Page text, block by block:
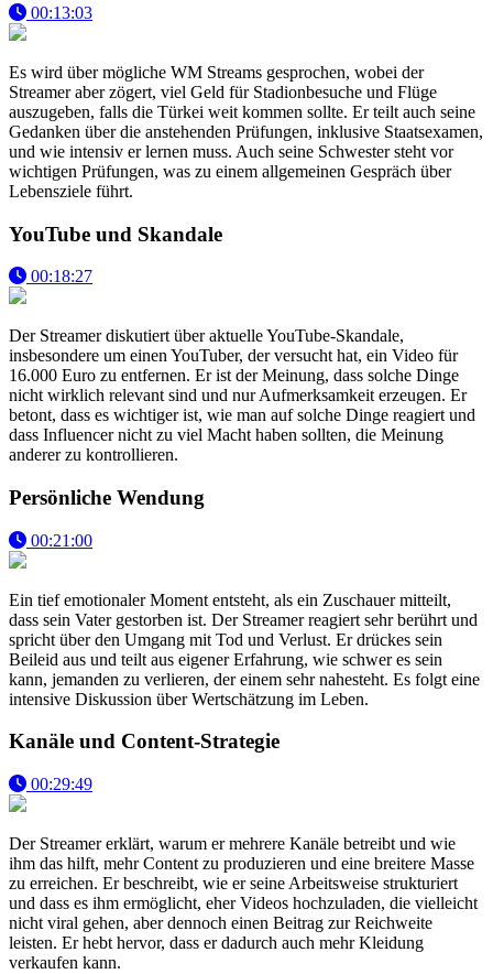
00:13:03
Es wird über mögliche WM Streams gesprochen, wobei der
Streamer aber zögert, viel Geld für Stadionbesuche und Flüge
auszugeben, falls die Türkei weit kommen sollte. Er teilt auch seine
Gedanken über die anstehenden Prüfungen, inklusive Staatsexamen,
und wie intensiv er lernen muss. Auch seine Schwester steht vor
wichtigen Prüfungen, was zu einem allgemeinen Gespräch über
Lebensziele führt.
YouTube und Skandale
00:18:27
Der Streamer diskutiert über aktuelle YouTube-Skandale,
insbesondere um einen YouTuber, der versucht hat, ein Video für
16.000 Euro zu entfernen. Er ist der Meinung, dass solche Dinge
nicht wirklich relevant sind und nur Aufmerksamkeit erzeugen. Er
betont, dass es wichtiger ist, wie man auf solche Dinge reagiert und
dass Influencer nicht zu viel Macht haben sollten, die Meinung
anderer zu kontrollieren.
Persönliche Wendung
00:21:00
Ein tief emotionaler Moment entsteht, als ein Zuschauer mitteilt,
dass sein Vater gestorben ist. Der Streamer reagiert sehr berührt und
spricht über den Umgang mit Tod und Verlust. Er drückes sein
Beileid aus und teilt aus eigener Erfahrung, wie schwer es sein
kann, jemanden zu verlieren, der einem sehr nahesteht. Es folgt eine
intensive Diskussion über Wertschätzung im Leben.
Kanäle und Content-Strategie
00:29:49
Der Streamer erklärt, warum er mehrere Kanäle betreibt und wie
ihm das hilft, mehr Content zu produzieren und eine breitere Masse
zu erreichen. Er beschreibt, wie er seine Arbeitsweise strukturiert
und dass es ihm ermöglicht, eher Videos hochzuladen, die vielleicht
nicht viral gehen, aber dennoch einen Beitrag zur Reichweite
leisten. Er hebt hervor, dass er dadurch auch mehr Kleidung
verkaufen kann.